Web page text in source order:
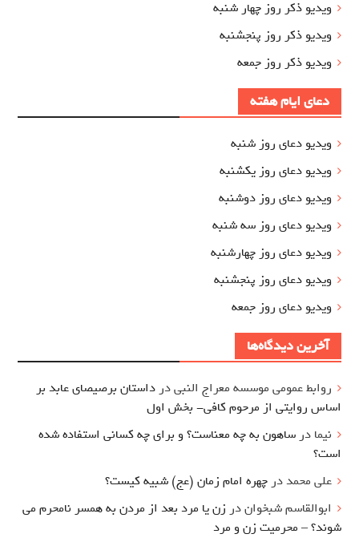
ویدیو ذکر روز چهار شنبه
ویدیو ذکر روز پنجشنبه
ویدیو ذکر روز جمعه
دعای ایام هفته
ویدیو دعای روز شنبه
ویدیو دعای روز یکشنبه
ویدیو دعای روز دوشنبه
ویدیو دعای روز سه شنبه
ویدیو دعای روز چهارشنبه
ویدیو دعای روز پنجشنبه
ویدیو دعای روز جمعه
آخرین دیدگاه‌ها
روابط عمومی موسسه معراج النبیدر داستان برصیصای عابد بر
اساس روایتی از مرحوم کافی- بخش اول
نیما در ساهون به چه معناست؟ و برای چه کسانی استفاده شده
است؟
علی محمددر چهره امام زمان (عج) شبیه کیست؟
ابوالقاسم شبخواندر زن یا مرد بعد از مردن به همسر نامحرم می
شوند؟ – محرمیت زن و مرد